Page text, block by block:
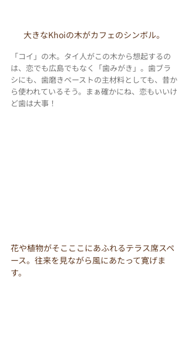
大きなKhoiの木がカフェのシンボル。
「コイ」の木。タイ人がこの木から想起するの
は、恋でも広島でもなく「歯みがき」。歯ブラ
シにも、歯磨きペーストの主材料としても、昔か
ら使われているそう。まぁ確かにね、恋もいいけ
ど歯は大事！
花や植物がそこここにあふれるテラス席スペ
ース。往来を見ながら風にあたって寛げま
す。